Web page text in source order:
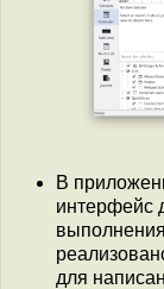
В
интерфейс
для